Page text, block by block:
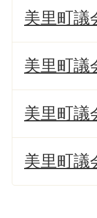
美里町議
美里町議
美里町議
美里町議